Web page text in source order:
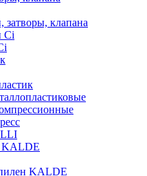
затворы, клапана
Ci
KALDE
KALDE